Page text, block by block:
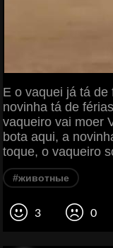
E o vaquei já tá de
novinha tá de
vaqueiro vai moer
bota aqui, a
toque, o vaqueiro
#животные
3 0